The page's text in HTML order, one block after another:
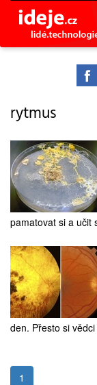
rytmus
pamatovat si a učit
den. Přesto si
1